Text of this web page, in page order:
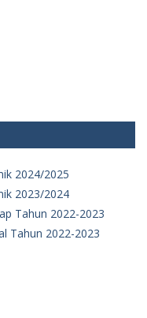
2024/2025
2023/2024
Tahun 2022-2023
Tahun 2022-2023